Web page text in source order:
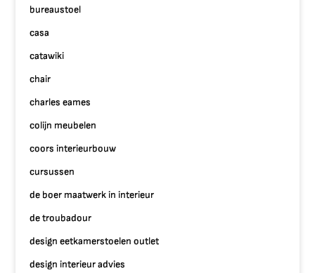
bureaustoel
casa
catawiki
chair
charles eames
colijn meubelen
coors interieurbouw
cursussen
de boer maatwerk in interieur
de troubadour
design eetkamerstoelen outlet
design interieur advies